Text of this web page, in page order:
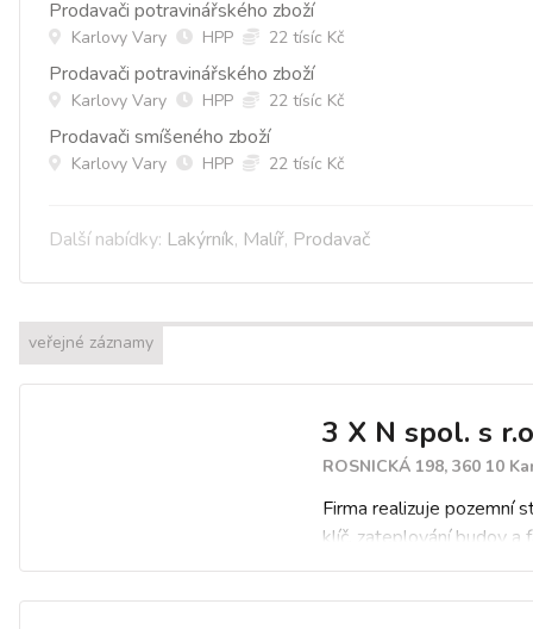
Prodavači potravinářského zboží
Karlovy Vary HPP 22 tísíc Kč
Prodavači potravinářského zboží
Karlovy Vary HPP 22 tísíc Kč
Prodavači smíšeného zboží
Karlovy Vary HPP 22 tísíc Kč
Další nabídky: Lakýrník, Malíř, Prodavač
veřejné záznamy
3 X N spol. s
ROSNICKÁ 198, 360 10
Firma realizuje pozemní
klíč, zateplování budov a
Provádíme sanace a
na klíč. Zajišťujeme